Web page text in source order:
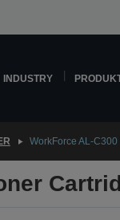
INDUSTRY
WorkForce AL-